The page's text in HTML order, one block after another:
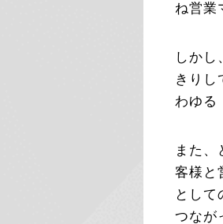
ね営業
しかし
きりし
わゆる
また、
客様と
として
つなが